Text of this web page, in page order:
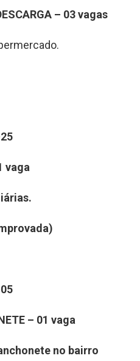
– 03 vagas
vaga
– 01 vaga
no bairro